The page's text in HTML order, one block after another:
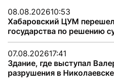
08.08.202610:53
Хабаровский ЦУМ
государства по решению
07.08.202617:41
Здание, где выступал
разрушения в Николаевске